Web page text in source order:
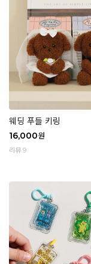
웨딩 푸들 키링
16,000원
리뷰 9